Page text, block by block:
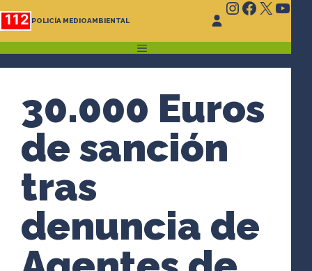
Saltar
al
contenido
112 POLICÍA MEDIOAMBIENTAL
Instagram
X
MENÚ
30.000 Euros
de sanción
tras
denuncia de